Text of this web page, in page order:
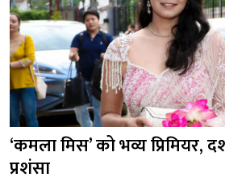
‘कमला मिस’ को भव्य
प्रशंसा